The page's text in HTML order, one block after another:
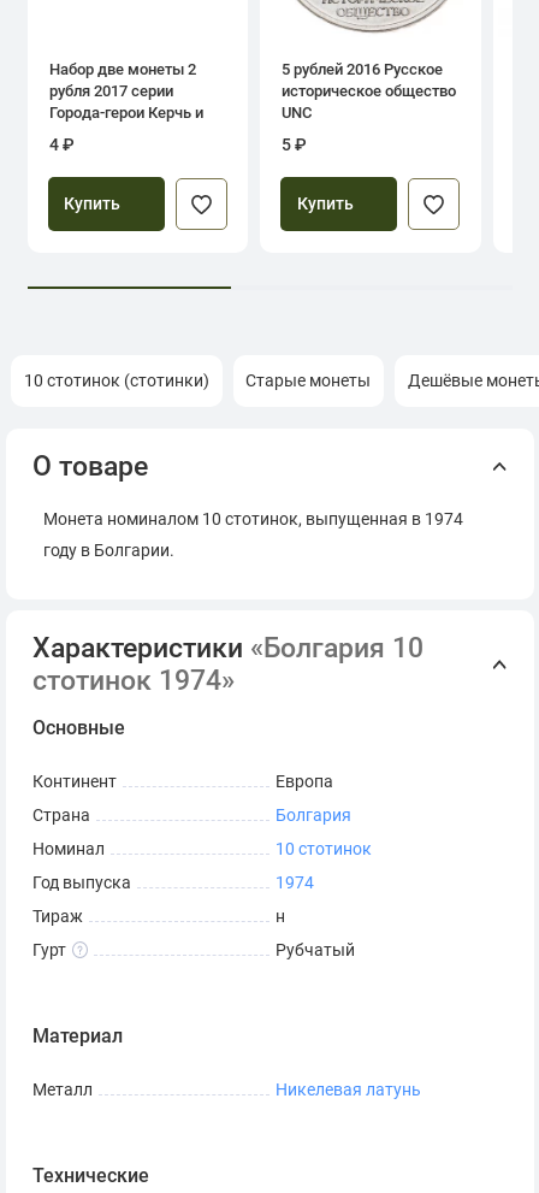
Набор две монеты 2
рубля 2017 серии
Города-герои Керчь и
Севастополь
4 ₽
Купить
5 рублей 2016 Русское
историческое общество
UNC
5 ₽
Купить
10 стотинок (стотинки) Старые монеты Дешёвые
О товаре
Монета номиналом 10 стотинок, выпущенная в 1974
году в Болгарии.
Характеристики «Болгария 10
стотинок 1974»
Основные
Континент
Европа
Страна
Болгария
Номинал
10 стотинок
Год выпуска
1974
Тираж
н
Гурт
Рубчатый
Материал
Металл Никелевая латунь
Технические